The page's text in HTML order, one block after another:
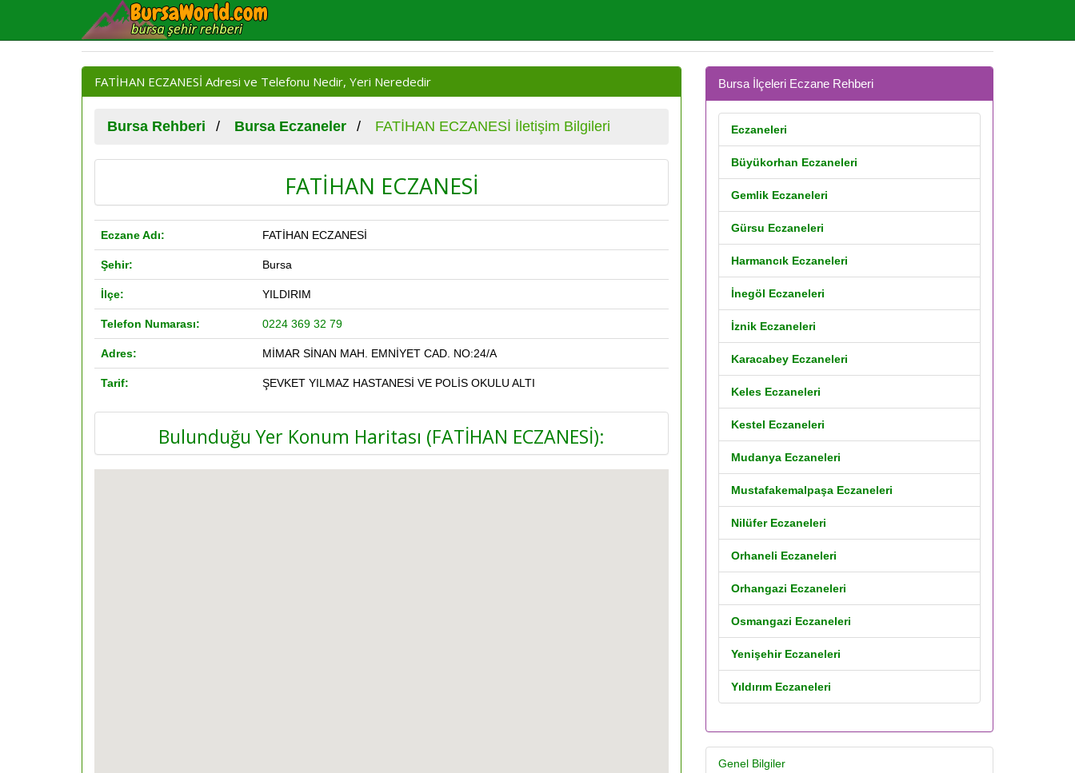
FATİHAN ECZANESİ Adresi ve Telefonu Nedir, Yeri Nerededir
Bursa Rehberi Bursa Eczaneler FATİHAN ECZANESİ İletişim Bilgileri
FATİHAN ECZANESİ
Eczane Adı: FATİHAN ECZANESİ
Şehir: Bursa
İlçe: YILDIRIM
Telefon Numarası: 0224 369 32 79
Adres: MİMAR SİNAN MAH. EMNİYET CAD. NO:24/A
Tarif: ŞEVKET YILMAZ HASTANESİ VE POLİS OKULU ALTI
Bulunduğu Yer Konum Haritası (FATİHAN ECZANESİ):
Bursa İlçeleri Eczane Rehberi
Eczaneleri
Büyükorhan Eczaneleri
Gemlik Eczaneleri
Gürsu Eczaneleri
Harmancık Eczaneleri
İnegöl Eczaneleri
İznik Eczaneleri
Karacabey Eczaneleri
Keles Eczaneleri
Kestel Eczaneleri
Mudanya Eczaneleri
Mustafakemalpaşa Eczaneleri
Nilüfer Eczaneleri
Orhaneli Eczaneleri
Orhangazi Eczaneleri
Osmangazi Eczaneleri
Yenişehir Eczaneleri
Yıldırım Eczaneleri
Genel Bilgiler